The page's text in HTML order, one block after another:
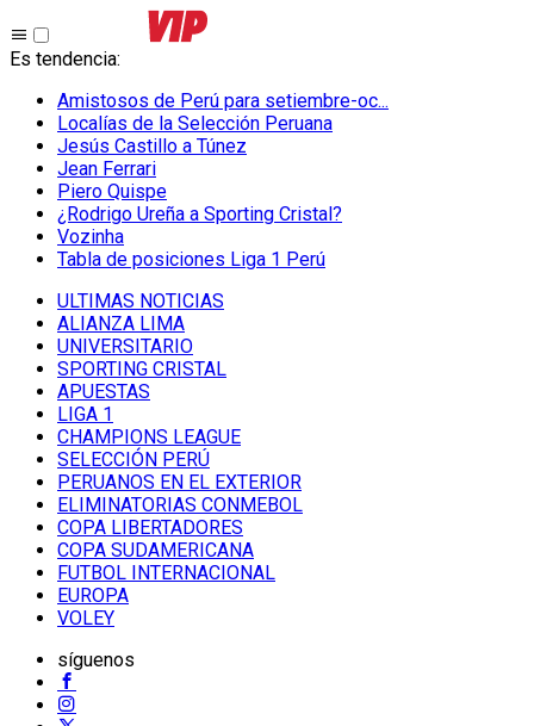
Es tendencia:
Amistosos de Perú para setiembre-oc...
Localías de la Selección Peruana
Jesús Castillo a Túnez
Jean Ferrari
Piero Quispe
¿Rodrigo Ureña a Sporting Cristal?
Vozinha
Tabla de posiciones Liga 1 Perú
ULTIMAS NOTICIAS
ALIANZA LIMA
UNIVERSITARIO
SPORTING CRISTAL
APUESTAS
LIGA 1
CHAMPIONS LEAGUE
SELECCIÓN PERÚ
PERUANOS EN EL EXTERIOR
ELIMINATORIAS CONMEBOL
COPA LIBERTADORES
COPA SUDAMERICANA
FUTBOL INTERNACIONAL
EUROPA
VOLEY
síguenos